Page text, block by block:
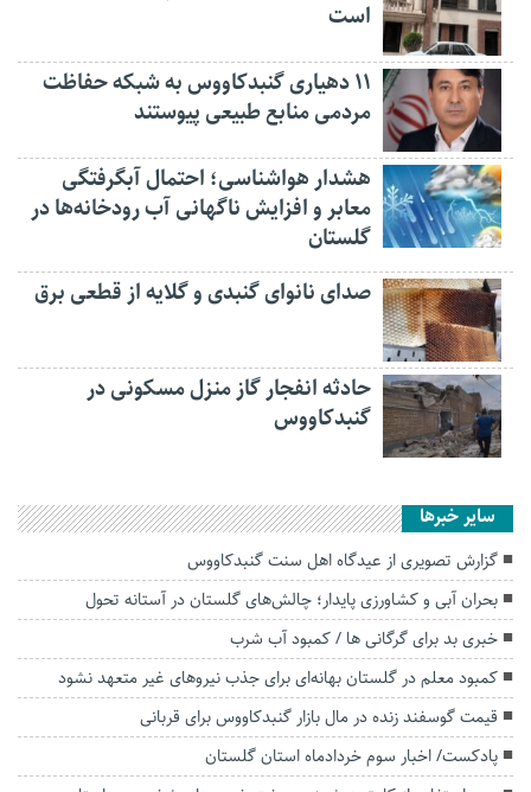
است
۱۱ دهیاری گنبدکاووس به شبکه حفاظت
مردمی منابع طبیعی پیوستند
هشدار هواشناسی؛ احتمال آبگرفتگی
معابر و افزایش ناگهانی آب رودخانه‌ها در
گلستان
صدای نانوای گنبدی و گلایه از قطعی برق
حادثه انفجار گاز منزل مسکونی در
گنبدکاووس
سایر خبرها
گزارش تصویری از عیدگاه اهل سنت گنبدکاووس
بحران آبی و کشاورزی پایدار؛ چالش‌های گلستان در آستانه تحول
خبری بد برای گرگانی ها / کمبود آب شرب
کمبود معلم در گلستان بهانه‌ای برای جذب نیروهای غیر متعهد نشود
قیمت گوسفند زنده در مال بازار گنبدکاووس برای قربانی
پادکست/ اخبار سوم خردادماه استان گلستان